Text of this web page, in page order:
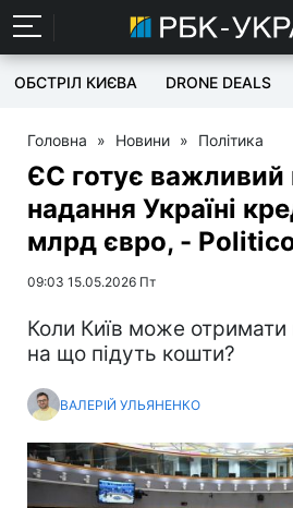
ОБСТРІЛ КИЄВА DRONE DEALS
Головна » Новини » Політика
ЄС готує
надання Україні
млрд євро, -
09:03 15.05.2026 Пт
Коли Київ може
на що підуть кошти?
ВАЛЕРІЙ УЛЬЯНЕНКО